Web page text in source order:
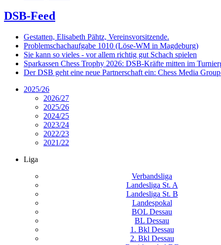
DSB-Feed
Gestatten, Elisabeth Pähtz, Vereinsvorsitzende.
Problemschachaufgabe 1010 (Löse-WM in Magdeburg)
Sie kann so vieles - vor allem richtig gut Schach spielen
Sparkassen Chess Trophy 2026: DSB-Kräfte mitten im
Der DSB geht eine neue Partnerschaft ein: Chess Media
2025/26
2026/27
2025/26
2024/25
2023/24
2022/23
2021/22
Liga
Verbandsliga
Landesliga St. A
Landesliga St. B
Landespokal
BOL Dessau
BL Dessau
1. Bkl Dessau
2. Bkl Dessau